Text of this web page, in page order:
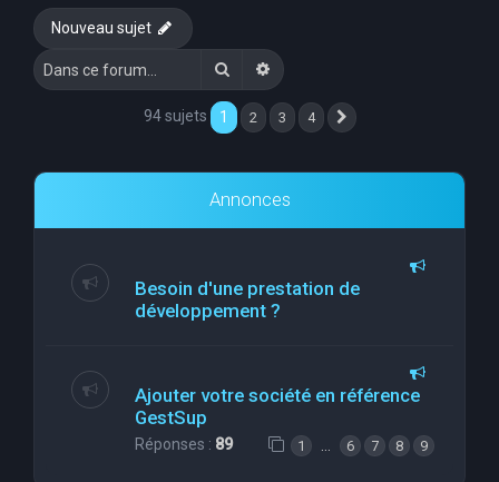
Nouveau sujet
RechercherRecherche avancée
94 sujets 1 2 3 4
Annonces
Besoin d'une prestation de
développement ?
Ajouter votre société en référence
GestSup
Réponses : 89 1 … 6 7 8 9